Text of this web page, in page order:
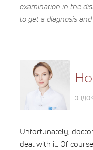
examination in the
to get a diagnosis
Unfortunately,
deal with it. Of